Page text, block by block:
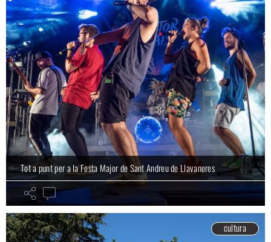
Tot a punt per a la Festa Major de Sant Andreu de Llavaneres
cultura